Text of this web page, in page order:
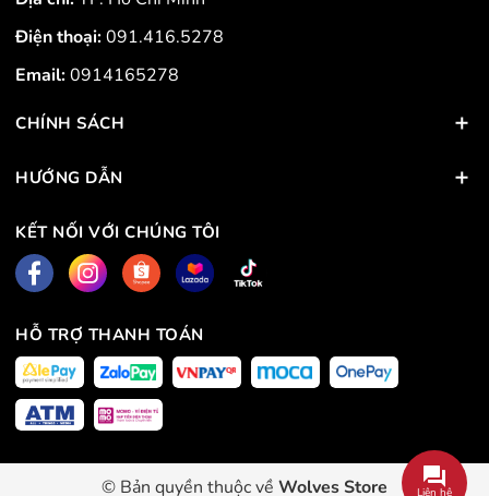
Điện thoại:091.416.5278
Email:0914165278
CHÍNH SÁCH
HƯỚNG DẪN
KẾT NỐI VỚI CHÚNG TÔI
HỖ TRỢ THANH TOÁN
© Bản quyền thuộc về Wolves Store Liên hệ